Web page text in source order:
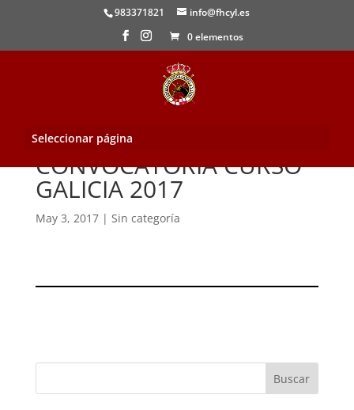
983371821
info@fhcyl.es
0 elementos
Seleccionar página
CONVOCATORIA CURSO
GALICIA 2017
May 3, 2017| Sin categoría